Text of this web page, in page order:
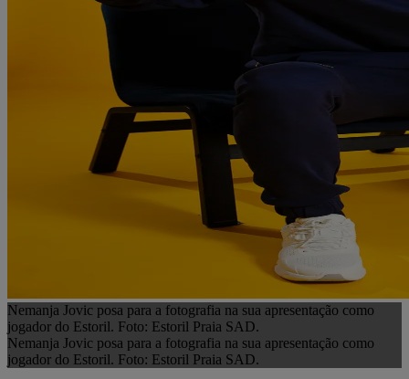
Nemanja Jovic posa para a fotografia na sua apresentação como
jogador do Estoril. Foto: Estoril Praia SAD.
Nemanja Jovic posa para a fotografia na sua apresentação como
jogador do Estoril. Foto: Estoril Praia SAD.